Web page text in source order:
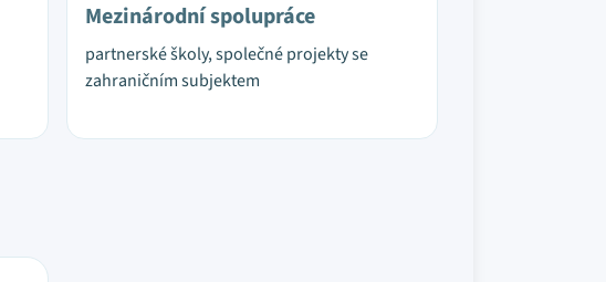
Mezinárodní spolupráce
partnerské školy, společné projekty se
zahraničním subjektem